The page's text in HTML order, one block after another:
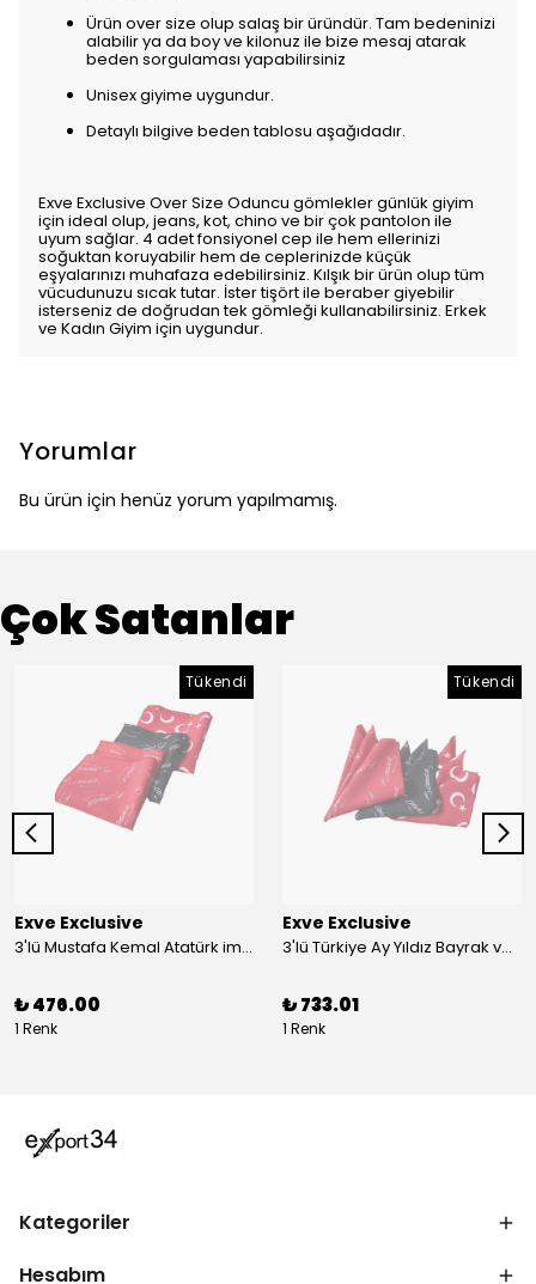
Ürün over size olup salaş bir üründür. Tam bedeninizi
alabilir ya da boy ve kilonuz ile bize mesaj atarak
beden sorgulaması yapabilirsiniz
Unisex giyime uygundur.
Detaylı bilgive beden tablosu aşağıdadır.
Exve Exclusive Over Size Oduncu gömlekler günlük giyim
için ideal olup, jeans, kot, chino ve bir çok pantolon ile
uyum sağlar. 4 adet fonsiyonel cep ile hem ellerinizi
soğuktan koruyabilir hem de ceplerinizde küçük
eşyalarınızı muhafaza edebilirsiniz. Kılşık bir ürün olup tüm
vücudunuzu sıcak tutar. İster tişört ile beraber giyebilir
isterseniz de doğrudan tek gömleği kullanabilirsiniz. Erkek
ve Kadın Giyim için uygundur.
Yorumlar
Bu ürün için henüz yorum yapılmamış.
Çok Satanlar
Tükendi
Exve Exclusive
3'lü Mustafa Kemal Atatürk imzalı ve Türkiye Ay Yıldız Bayraklı Kadın Fular Seti
₺ 476.00
1 Renk
Tükendi
Exve Exclusive
3'lü Türkiye Ay Yıldız Bayrak ve Mustafa Kemal Atatürk imzalı Kırmızı Siyah Yaka Mendili Seti
₺ 733.01
1 Renk
Kategoriler
Hesabım